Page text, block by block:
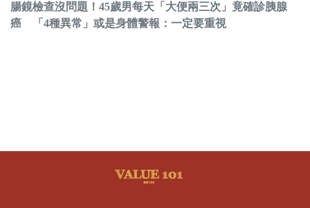
腸鏡檢查沒問題！45歲男每天「大便兩三次」竟確診胰腺
癌 「4種異常」或是身體警報：一定要重視